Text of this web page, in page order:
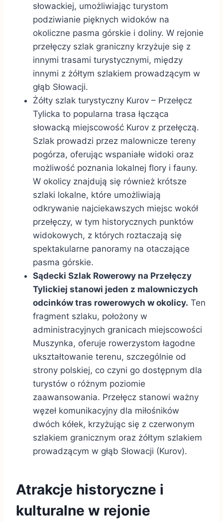
słowackiej, umożliwiając turystom
podziwianie pięknych widoków na
okoliczne pasma górskie i doliny. W rejonie
przełęczy szlak graniczny krzyżuje się z
innymi trasami turystycznymi, między
innymi z żółtym szlakiem prowadzącym w
głąb Słowacji.
Żółty szlak turystyczny Kurov – Przełęcz
Tylicka to popularna trasa łącząca
słowacką miejscowość Kurov z przełęczą.
Szlak prowadzi przez malownicze tereny
pogórza, oferując wspaniałe widoki oraz
możliwość poznania lokalnej flory i fauny.
W okolicy znajdują się również krótsze
szlaki lokalne, które umożliwiają
odkrywanie najciekawszych miejsc wokół
przełęczy, w tym historycznych punktów
widokowych, z których roztaczają się
spektakularne panoramy na otaczające
pasma górskie.
Sądecki Szlak Rowerowy na Przełęczy
Tylickiej stanowi jeden z malowniczych
odcinków tras rowerowych w okolicy. Ten
fragment szlaku, położony w
administracyjnych granicach miejscowości
Muszynka, oferuje rowerzystom łagodne
ukształtowanie terenu, szczególnie od
strony polskiej, co czyni go dostępnym dla
turystów o różnym poziomie
zaawansowania. Przełęcz stanowi ważny
węzeł komunikacyjny dla miłośników
dwóch kółek, krzyżując się z czerwonym
szlakiem granicznym oraz żółtym szlakiem
prowadzącym w głąb Słowacji (Kurov).
Atrakcje historyczne i
kulturalne w rejonie